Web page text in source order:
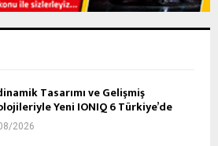
Tasarımı ve Gelişmiş
Yeni IONIQ 6 Türkiye’de
2026